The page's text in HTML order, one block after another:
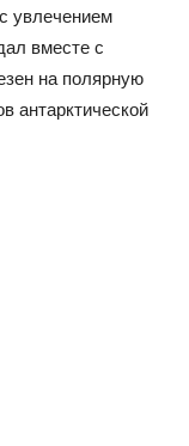
увлечением
вместе с
на полярную
антарктической